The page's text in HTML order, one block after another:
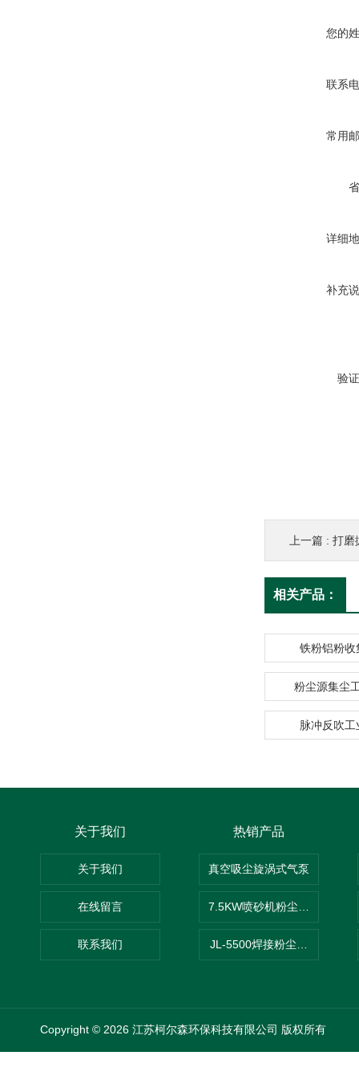
您的
联系
常用
详细
补充
验
上一篇 : 打磨
相关产品：
铁粉铝粉收
粉尘源集尘
脉冲反吹
关于我们
关于我们
在线留言
联系我们
热销产品
真空吸尘旋涡式气泵
7.5KW喷砂机粉尘吸尘器
JL-5500焊接粉尘吸尘器
Copyright © 2026 江苏柯尔森环保科技有限公司 版权所有